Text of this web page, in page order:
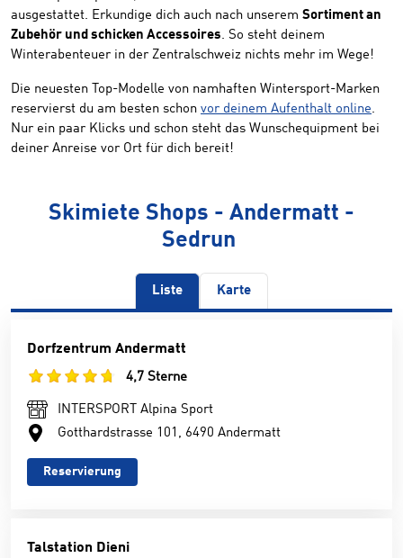
ausgestattet. Erkundige dich auch nach unserem Sortiment an
Zubehör und schicken Accessoires. So steht deinem
Winterabenteuer in der Zentralschweiz nichts mehr im Wege!
Die neuesten Top-Modelle von namhaften Wintersport-Marken
reservierst du am besten schon vor deinem Aufenthalt online.
Nur ein paar Klicks und schon steht das Wunschequipment bei
deiner Anreise vor Ort für dich bereit!
Skimiete Shops - Andermatt -
Sedrun
Liste Karte
Dorfzentrum Andermatt
4,7 Sterne
INTERSPORT Alpina Sport
Gotthardstrasse 101, 6490 Andermatt
Reservierung
Talstation Dieni